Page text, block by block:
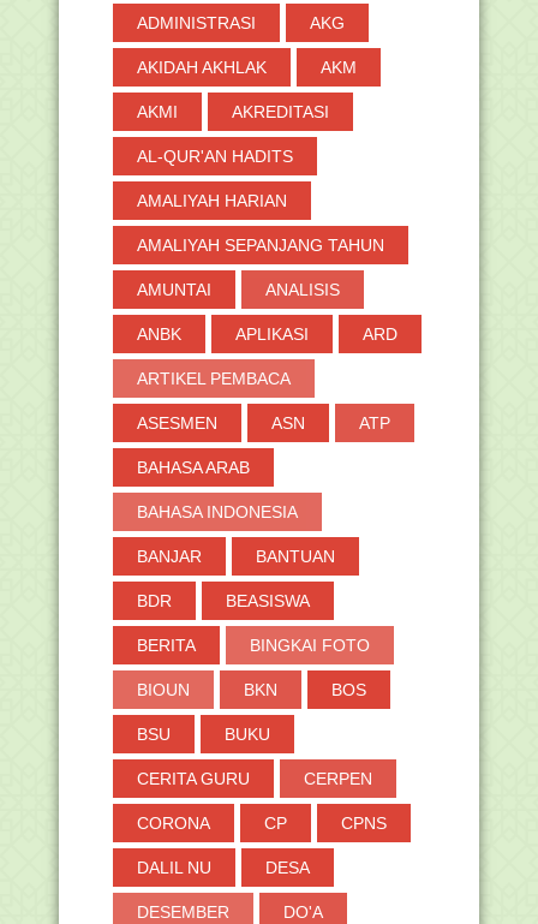
2018(264)
►2017(371)
ADMINISTRASI AKG
AKIDAH AKHLAK AKM
AKMI AKREDITASI
AL-QUR'AN HADITS
AMALIYAH HARIAN
AMALIYAH SEPANJANG TAHUN
AMUNTAI ANALISIS
ANBK APLIKASI ARD
ARTIKEL PEMBACA
ASESMEN ASN ATP
BAHASA ARAB
BAHASA INDONESIA
BANJAR BANTUAN
BDR BEASISWA
BERITA BINGKAI FOTO
BIOUN BKN BOS
BSU BUKU
CERITA GURU CERPEN
CORONA CP CPNS
DALIL NU DESA
DESEMBER DO'A